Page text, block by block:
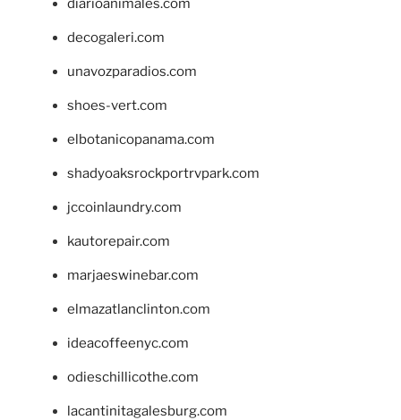
diarioanimales.com
decogaleri.com
unavozparadios.com
shoes-vert.com
elbotanicopanama.com
shadyoaksrockportrvpark.com
jccoinlaundry.com
kautorepair.com
marjaeswinebar.com
elmazatlanclinton.com
ideacoffeenyc.com
odieschillicothe.com
lacantinitagalesburg.com